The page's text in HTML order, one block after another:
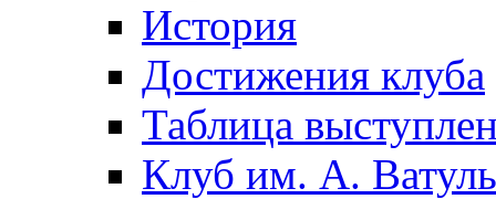
История
Достижения клуба
Таблица
Клуб им. А.